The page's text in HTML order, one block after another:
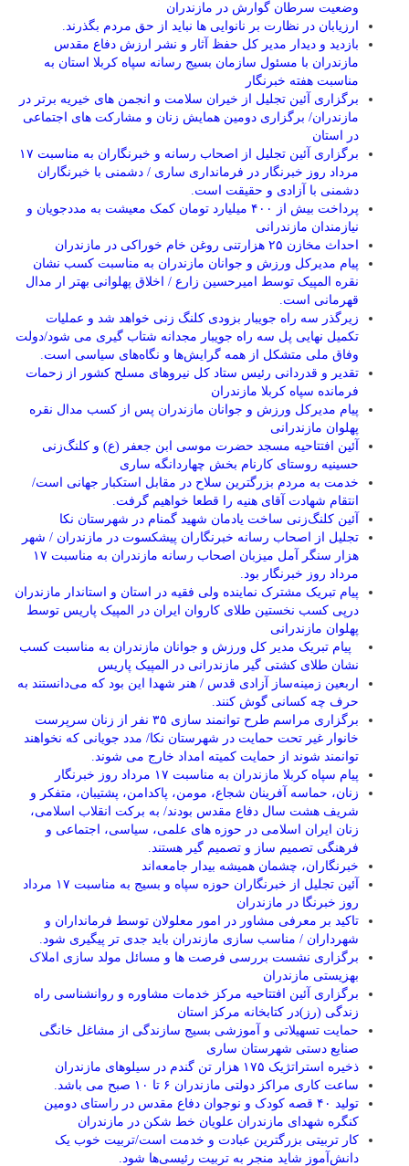
وضعیت سرطان گوارش در مازندران
ارزیابان در نظارت بر نانوایی ها نباید از حق مردم بگذرند.
بازدید و دیدار مدیر کل حفظ آثار و نشر ارزش دفاع مقدس
مازندران با مسئول سازمان بسیج رسانه سپاه کربلا استان به
مناسبت هفته خبرنگار
برگزاری آئین تجلیل از خیران سلامت و انجمن های خیریه برتر در
مازندران/ برگزاری دومین همایش زنان و مشارکت های اجتماعی
در استان
برگزاری آئین تجلیل از اصحاب رسانه و خبرنگاران به مناسبت ۱۷
مرداد روز خبرنگار در فرمانداری ساری / دشمنی با خبرنگاران
دشمنی با آزادی و حقیقت است.
پرداخت بیش از ۴۰۰ میلیارد تومان کمک معیشت به مددجویان و
نیازمندان مازندرانی
احداث مخازن ۲۵ هزارتنی روغن خام خوراکی در مازندران
پیام مدیرکل ورزش و جوانان مازندران به مناسبت کسب نشان
نقره المپیک توسط امیرحسین زارع / اخلاق پهلوانی بهتر ار مدال
قهرمانی است.
زیرگذر سه راه جویبار بزودی کلنگ زنی خواهد شد و عملیات
تکمیل نهایی پل سه راه جویبار مجدانه شتاب گیری می شود/دولت
وفاق ملی متشکل از همه گرایش‌ها و نگاه‌های سیاسی است.
تقدیر و قدردانی رئیس ستاد کل نیرو‌های مسلح کشور از زحمات
فرمانده سپاه کربلا مازندران
پیام مدیرکل ورزش و جوانان مازندران پس از کسب مدال نقره
پهلوان مازندرانی
آئین افتتاحیه مسجد حضرت موسی ابن جعفر (ع) و کلنگ‌زنی
حسینیه روستای کارنام بخش چهاردانگه ساری
خدمت به مردم بزرگترین سلاح در مقابل استکبار جهانی است/
انتقام شهادت آقای هنیه را قطعا خواهیم گرفت.
آئین کلنگ‌زنی ساخت یادمان شهید گمنام در شهرستان نکا
تجلیل از اصحاب رسانه خبرنگاران پیشکسوت در مازندران / شهر
هزار سنگر آمل میزبان اصحاب رسانه مازندران به مناسبت ۱۷
مرداد روز خبرنگار بود.
پیام تبریک مشترک نماینده ولی فقیه در استان و استاندار مازندران
درپی کسب نخستین طلای کاروان ایران در المپیک پاریس توسط
پهلوان مازندرانی
‍ ‍ پیام تبریک مدیر کل ورزش و جوانان مازندران به مناسبت کسب
نشان طلای کشتی گیر مازندرانی در المپیک پاریس
اربعین زمینه‌ساز آزادی قدس / هنر شهدا این بود که می‌دانستند به
حرف چه کسانی گوش کنند.
برگزاری مراسم طرح توانمند سازی ۳۵ نفر از زنان سرپرست
خانوار غیر تحت حمایت در شهرستان نکا/ مدد جویانی که نخواهند
توانمند شوند از حمایت کمیته امداد خارج می شوند.
پیام سپاه کربلا مازندران به مناسبت ۱۷ مرداد روز خبرنگار
زنان، حماسه آفرینان شجاع، مومن، پاکدامن، پشتیبان، متفکر و
شریف هشت سال دفاع مقدس بودند/ به برکت انقلاب اسلامی،
زنان ایران اسلامی در حوزه های علمی، سیاسی، اجتماعی و
فرهنگی تصمیم ساز و تصمیم گیر هستند.
خبرنگاران، چشمان همیشه بیدار جامعه‌اند
آئین تجلیل از خبرنگاران حوزه سپاه و بسیج به مناسبت ۱۷ مرداد
روز خبرنگا در مازندران
تاکید بر معرفی مشاور در امور معلولان توسط فرمانداران و
شهرداران / مناسب سازی مازندران باید جدی تر پیگیری شود.
برگزاری نشست بررسی فرصت ها و مسائل مولد سازی املاک
بهزیستی مازندران
برگزاری آئین افتتاحیه مرکز خدمات مشاوره و روانشناسی راه
زندگی (رز)در کتابخانه مرکز استان
حمایت تسهیلاتی و آموزشی بسیج سازندگی از مشاغل خانگی
صنایع دستی شهرستان ساری
ذخیره استراتژیک ۱۷۵ هزار تن گندم در سیلوهای مازندران
ساعت کاری مراکز دولتی مازندران ۶ تا ۱۰ صبح می باشد.
تولید ۴۰ قصه کودک و نوجوان دفاع مقدس در راستای دومین
کنگره شهدای مازندران علویان خط شکن در مازندران
کار تربیتی بزرگترین عبادت و خدمت است/تربیت خوب یک
دانش‌آموز شاید منجر به تربیت رئیسی‌ها شود.